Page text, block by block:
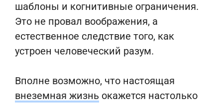
шаблоны и когнитивные ограничения.
Это не провал воображения, а
естественное следствие того, как
устроен человеческий разум.
Вполне возможно, что настоящая
внеземная жизнь окажется настолько